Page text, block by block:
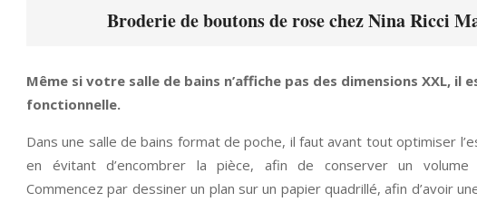
Broderie de boutons de rose chez Nina Ricci
Même si votre salle de bains n’affiche pas des dimensions XXL,
fonctionnelle.
Dans une salle de bains format de poche, il faut avant tout optimiser
en évitant d’encombrer la pièce, afin de conserver un volume
Commencez par dessiner un plan sur un papier quadrillé, afin d’avoir